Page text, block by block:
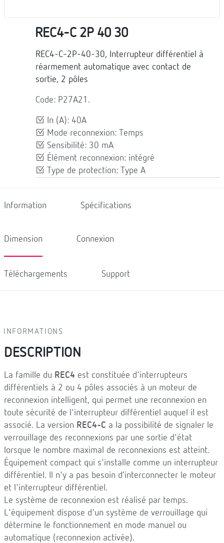
REC4-C 2P 40 30
REC4-C-2P-40-30, Interrupteur différentiel à
réarmement automatique avec contact de
sortie, 2 pôles
Code: P27A21.
In (A): 40A
Mode reconnexion: Temps
Sensibilité: 30 mA
Élément reconnexion: intégré
Type de protection: Type A
Information Spécifications
Dimension Connexion
Téléchargements Support
INFORMATIONS
DESCRIPTION
La famille du REC4 est constituée d'interrupteurs
différentiels à 2 ou 4 pôles associés à un moteur de
reconnexion intelligent, qui permet une reconnexion en
toute sécurité de l'interrupteur différentiel auquel il est
associé. La version REC4-C a la possibilité de signaler le
verrouillage des reconnexions par une sortie d'état
lorsque le nombre maximal de reconnexions est atteint.
Équipement compact qui s'installe comme un interrupteur
différentiel. Il n'y a pas besoin d’interconnecter le moteur
et l'interrupteur différentiel.
Le système de reconnexion est réalisé par temps.
L'équipement dispose d'un système de verrouillage qui
détermine le fonctionnement en mode manuel ou
automatique (reconnexion activée).